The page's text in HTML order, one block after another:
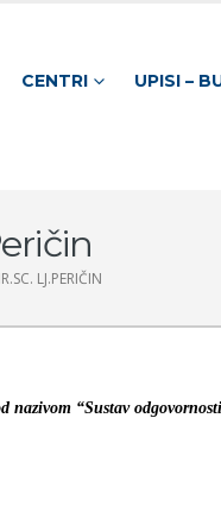
CENTRI UPISI –
LJ.PERIČIN
“Sustav